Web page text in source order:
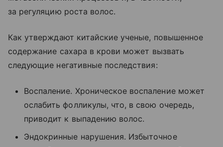
за регуляцию роста волос.
Как утверждают китайские ученые, повышенное
содержание сахара в крови может вызвать
следующие негативные последствия:
Воспаление. Хроническое воспаление может
ослабить фолликулы, что, в свою очередь,
приводит к выпадению волос.
Эндокринные нарушения. Избыточное